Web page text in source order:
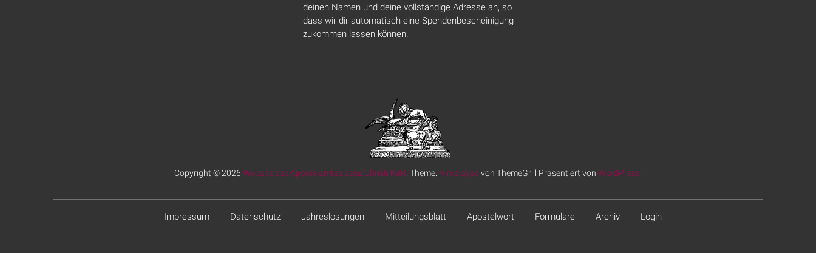
deinen Namen und deine vollständige Adresse an, so
dass wir dir automatisch eine Spendenbescheinigung
zukommen lassen können.
Copyright © 2026 Website des Apostelamtes Jesu Christi KöR . Theme: Himalayasvon ThemeGrill Präsentiert von WordPress
Impressum Datenschutz Jahreslosungen Mitteilungsblatt Apostelwort Formulare Archiv Login